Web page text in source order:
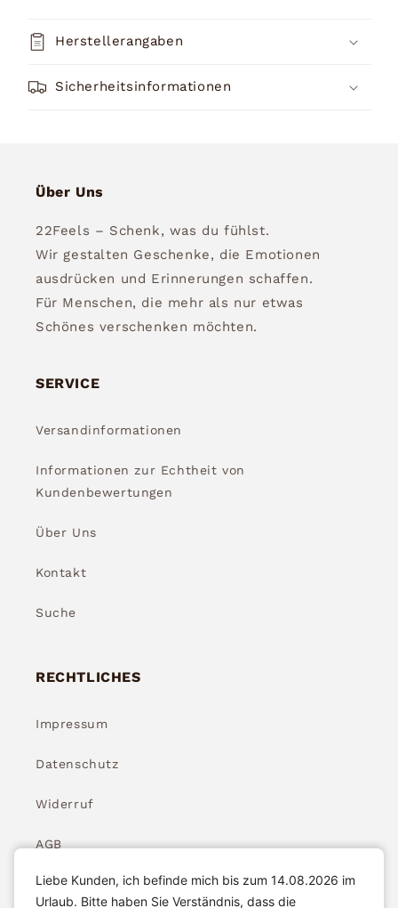
Herstellerangaben
Sicherheitsinformationen
Über Uns
22Feels – Schenk, was du fühlst.
Wir gestalten Geschenke, die Emotionen
ausdrücken und Erinnerungen schaffen.
Für Menschen, die mehr als nur etwas
Schönes verschenken möchten.
SERVICE
Versandinformationen
Informationen zur Echtheit von
Kundenbewertungen
Über Uns
Kontakt
Suche
RECHTLICHES
Impressum
Datenschutz
Widerruf
AGB
Widerrufsbelehrung
Liebe Kunden, ich befinde mich bis zum 14.08.2026 im
Urlaub. Bitte haben Sie Verständnis, dass die